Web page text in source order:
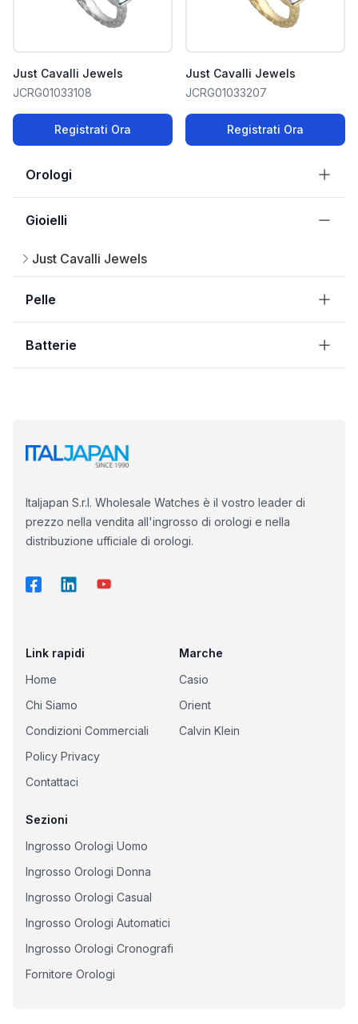
Orologi
Gioielli
Just Cavalli Jewels
Pelle
Batterie
Just Cavalli Jewels
JCRG01033108
Registrati Ora
Just Cavalli Jewels
JCRG01033207
Registrati Ora
Italjapan S.r.l. Wholesale Watches è il vostro leader di
prezzo nella vendita all'ingrosso di orologi e nella
distribuzione ufficiale di orologi.
Link rapidi
Home
Chi Siamo
Condizioni Commerciali
Policy Privacy
Contattaci
Marche
Casio
Orient
Calvin Klein
Sezioni
Ingrosso Orologi Uomo
Ingrosso Orologi Donna
Ingrosso Orologi Casual
Ingrosso Orologi Automatici
Ingrosso Orologi Cronografi
Fornitore Orologi